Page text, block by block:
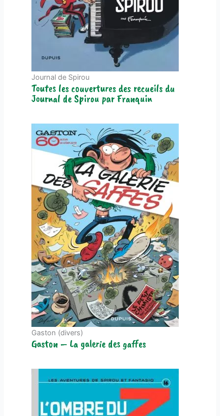
Journal de Spirou
Toutes les couvertures des recueils du
Journal de Spirou par Franquin
Gaston (divers)
Gaston – La galerie des gaffes